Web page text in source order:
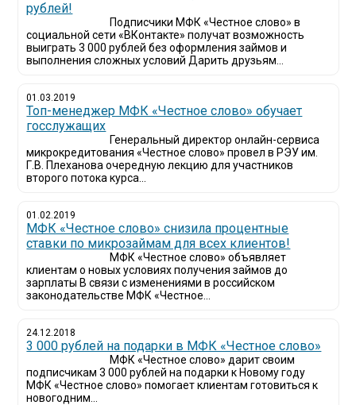
рублей!
Подписчики МФК «Честное слово» в
социальной сети «ВКонтакте» получат возможность
выиграть 3 000 рублей без оформления займов и
выполнения сложных условий Дарить друзьям...
01.03.2019
Топ-менеджер МФК «Честное слово» обучает
госслужащих
Генеральный директор онлайн-сервиса
микрокредитования «Честное слово» провел в РЭУ им.
Г.В. Плеханова очередную лекцию для участников
второго потока курса...
01.02.2019
МФК «Честное слово» снизила процентные
ставки по микрозаймам для всех клиентов!
МФК «Честное слово» объявляет
клиентам о новых условиях получения займов до
зарплаты В связи с изменениями в российском
законодательстве МФК «Честное...
24.12.2018
3 000 рублей на подарки в МФК «Честное слово»
МФК «Честное слово» дарит своим
подписчикам 3 000 рублей на подарки к Новому году
МФК «Честное слово» помогает клиентам готовиться к
новогодним...